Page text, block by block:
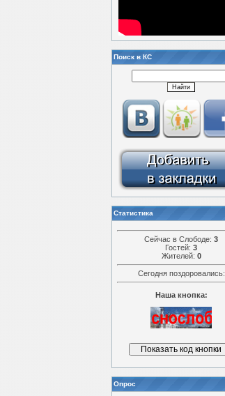
Поиск в КС
Статистика
Сейчас в Слободе: 3
Гостей: 3
Жителей: 0
Сегодня поздоровались:
Наша кнопка:
Опрос